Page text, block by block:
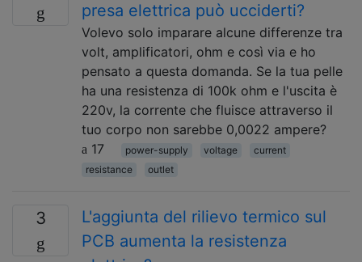
presa elettrica può ucciderti?
Volevo solo imparare alcune differenze tra
volt, amplificatori, ohm e così via e ho
pensato a questa domanda. Se la tua pelle
ha una resistenza di 100k ohm e l'uscita è
220v, la corrente che fluisce attraverso il
tuo corpo non sarebbe 0,0022 ampere?
17
power-supply voltage
current
resistance
outlet
3
L'aggiunta del rilievo termico sul
PCB aumenta la resistenza